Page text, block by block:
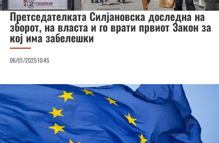
Претседателката Силјановска доследна на
зборот, на власта и го врати првиот Закон за
кој има забелешки
06/01/202510:45